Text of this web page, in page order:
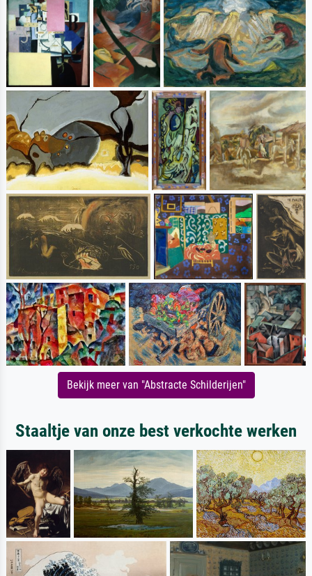
Bekijk meer van "Abstracte Schilderijen"
Staaltje van onze best verkochte werken